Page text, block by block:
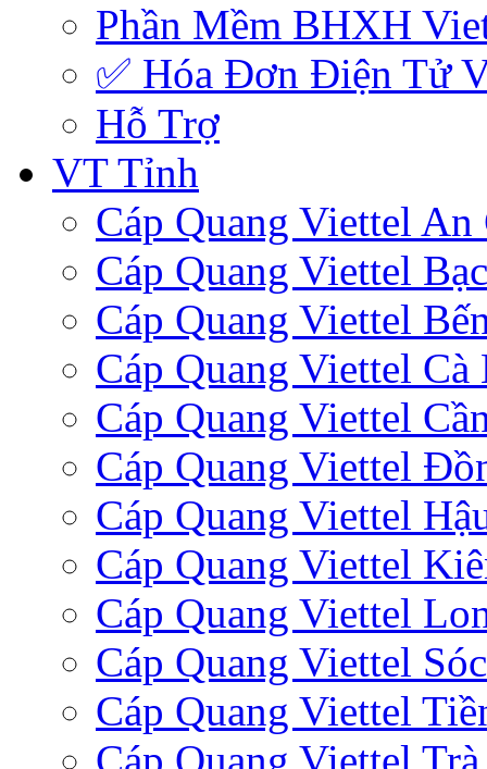
Phần Mềm BHXH
✅‎ Hóa Đơn Điện Tử
Hỗ Trợ
VT Tỉnh
Cáp Quang Viettel An
Cáp Quang Viettel
Cáp Quang Viettel
Cáp Quang Viettel Cà
Cáp Quang Viettel
Cáp Quang Viettel
Cáp Quang Viettel
Cáp Quang Viettel
Cáp Quang Viettel
Cáp Quang Viettel
Cáp Quang Viettel